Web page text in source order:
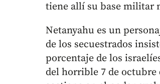
tiene allí su base militar
Netanyahu es un
de los secuestrados
porcentaje de los
del horrible 7 de